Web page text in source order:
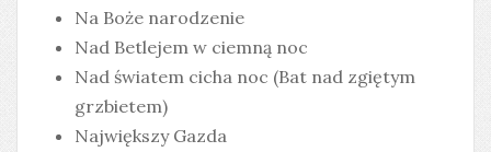
Na Boże narodzenie
Nad Betlejem w ciemną noc
Nad światem cicha noc (Bat nad zgiętym
grzbietem)
Największy Gazda